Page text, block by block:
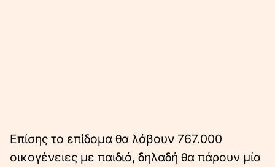
Επίσης το επίδομα θα λάβουν 767.000
οικογένειες με παιδιά, δηλαδή θα πάρουν μία